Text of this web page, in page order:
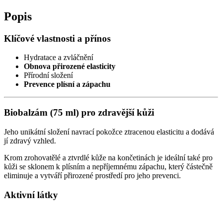
Popis
Klíčové vlastnosti a přínos
Hydratace a zvláčnění
Obnova přirozené elasticity
Přírodní složení
Prevence plísní a zápachu
Biobalzám (75 ml) pro zdravější kůži
Jeho unikátní složení navrací pokožce ztracenou elasticitu a dodává
jí zdravý vzhled.
Krom zrohovatělé a ztvrdlé kůže na končetinách je ideální také pro
kůži se sklonem k plísním a nepříjemnému zápachu, který částečně
eliminuje a vytváří přirozené prostředí pro jeho prevenci.
Aktivní látky